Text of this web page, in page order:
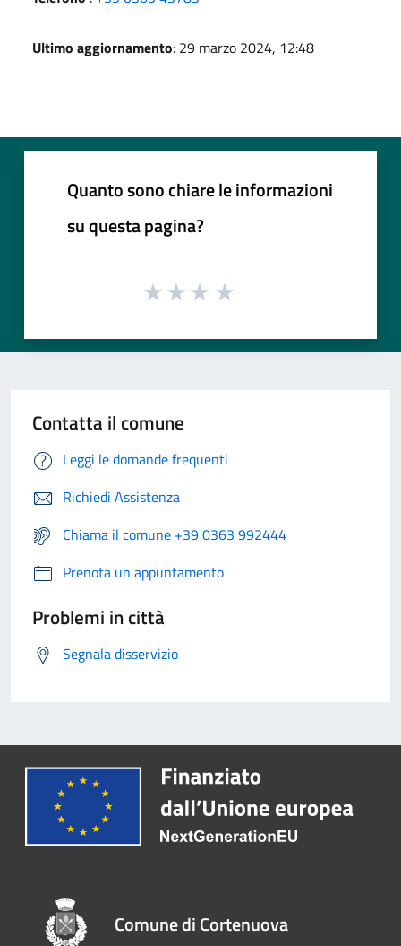
Ultimo aggiornamento: 29 marzo 2024, 12:48
Quanto sono chiare le informazioni
su questa pagina?
Contatta il comune
Leggi le domande frequenti
Richiedi Assistenza
Chiama il comune +39 0363 992444
Prenota un appuntamento
Problemi in città
Segnala disservizio
Comune di Cortenuova